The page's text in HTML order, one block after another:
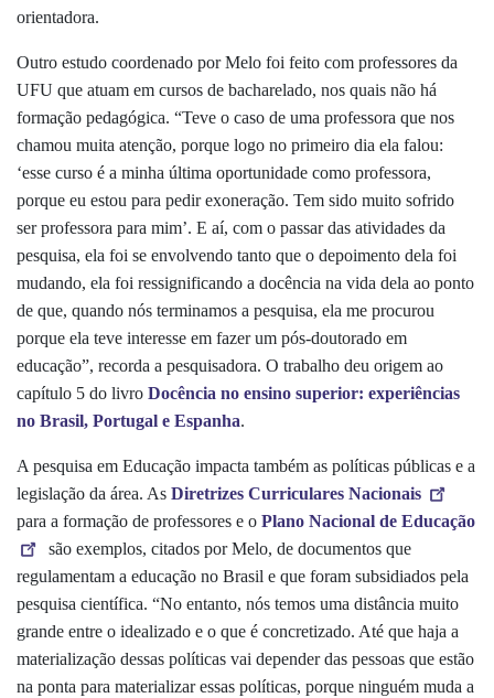
orientadora.
Outro estudo coordenado por Melo foi feito com professores da
UFU que atuam em cursos de bacharelado, nos quais não há
formação pedagógica. “Teve o caso de uma professora que nos
chamou muita atenção, porque logo no primeiro dia ela falou:
‘esse curso é a minha última oportunidade como professora,
porque eu estou para pedir exoneração. Tem sido muito sofrido
ser professora para mim’. E aí, com o passar das atividades da
pesquisa, ela foi se envolvendo tanto que o depoimento dela foi
mudando, ela foi ressignificando a docência na vida dela ao ponto
de que, quando nós terminamos a pesquisa, ela me procurou
porque ela teve interesse em fazer um pós-doutorado em
educação”, recorda a pesquisadora. O trabalho deu origem ao
capítulo 5 do livro Docência no ensino superior: experiências
no Brasil, Portugal e Espanha.
A pesquisa em Educação impacta também as políticas públicas e a
legislação da área. As Diretrizes Curriculares Nacionais
para a formação de professores e o Plano Nacional de Educação
são exemplos, citados por Melo, de documentos que
regulamentam a educação no Brasil e que foram subsidiados pela
pesquisa científica. “No entanto, nós temos uma distância muito
grande entre o idealizado e o que é concretizado. Até que haja a
materialização dessas políticas vai depender das pessoas que estão
na ponta para materializar essas políticas, porque ninguém muda a